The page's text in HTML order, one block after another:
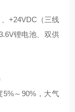
+24VDC（三线
锂电池、双供
～90%，大气